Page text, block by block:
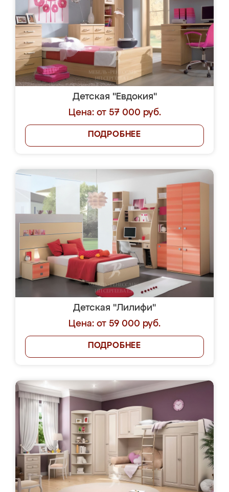
Детская "Евдокия"
Цена: от 57 000 руб.
ПОДРОБНЕЕ
Детская "Лилифи"
Цена: от 59 000 руб.
ПОДРОБНЕЕ